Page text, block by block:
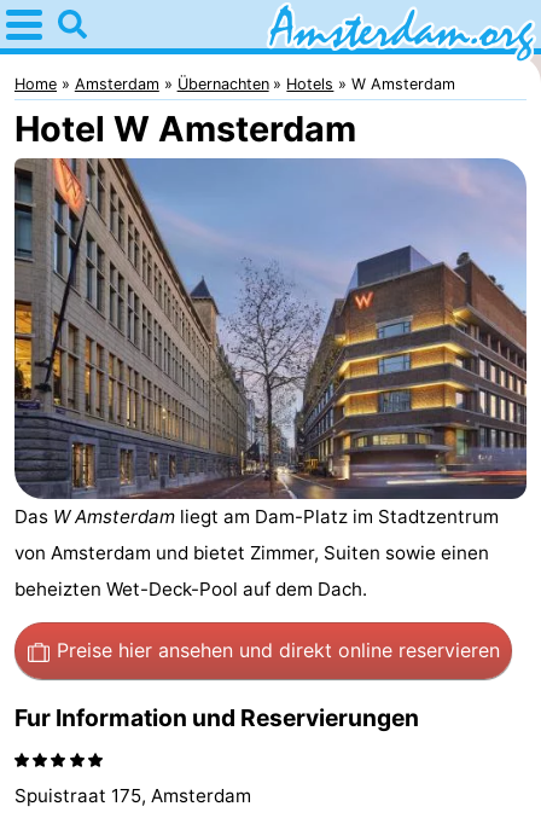
Home
Amsterdam
Interessante
Ausflüge
Für
Kindern
Für
Junge
Erwachsene
Kostenlos
Übernachten
Appartements
Campingplätze
Ferienhäuser
Het
Amsterdamse
Bos
-
Spaarnwoude
Hotels
Zimmer
(mit
Lastminutes
Home Amsterdam Übernachten Hotels W Amsterdam
Hotel W Amsterdam
Das W Amsterdam liegt am Dam-Platz im Stadtzentrum
von Amsterdam und bietet Zimmer, Suiten sowie einen
beheizten Wet-Deck-Pool auf dem Dach.
Preise hier ansehen und direkt online reservieren
Fur Information und Reservierungen
Spuistraat 175, Amsterdam